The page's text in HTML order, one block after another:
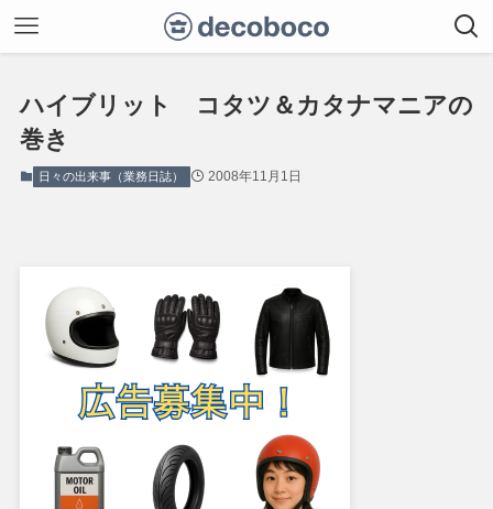
ハイブリット コタツ＆カタナマニアの
巻き
日々の出来事（業務日誌） 2008年11月1日